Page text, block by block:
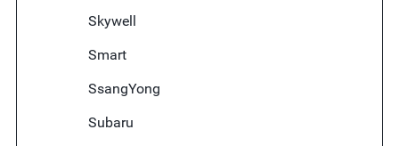
Skywell
Smart
SsangYong
Subaru